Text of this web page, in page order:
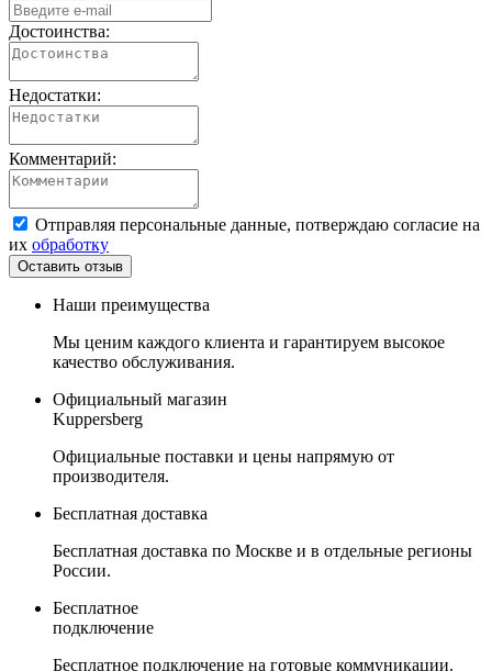
Достоинства:
Недостатки:
Комментарий:
Отправляя персональные данные, потверждаю согласие на
их обработку
Наши преимущества
Мы ценим каждого клиента и гарантируем высокое
качество обслуживания.
Официальный магазин
Kuppersberg
Официальные поставки и цены напрямую от
производителя.
Бесплатная доставка
Бесплатная доставка по Москве и в отдельные регионы
России.
Бесплатное
подключение
Бесплатное подключение на готовые коммуникации.